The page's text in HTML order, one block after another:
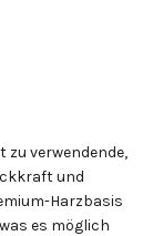
zu verwendende,
und
Harzbasis
es möglich